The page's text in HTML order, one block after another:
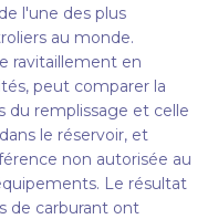
l'une des plus
au monde.
ravitaillement en
peut comparer la
du remplissage et celle
le réservoir, et
non autorisée au
Le résultat
de carburant ont